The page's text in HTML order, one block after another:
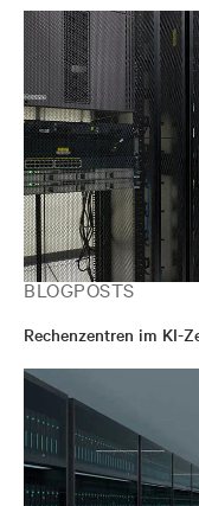
BLOGPOSTS
Rechenzentren im KI-